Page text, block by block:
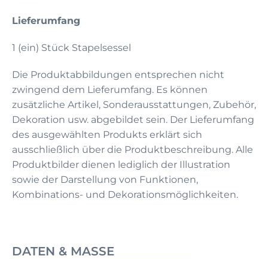
Lieferumfang
1 (ein) Stück Stapelsessel
Die Produktabbildungen entsprechen nicht
zwingend dem Lieferumfang. Es können
zusätzliche Artikel, Sonderausstattungen, Zubehör,
Dekoration usw. abgebildet sein. Der Lieferumfang
des ausgewählten Produkts erklärt sich
ausschließlich über die Produktbeschreibung. Alle
Produktbilder dienen lediglich der Illustration
sowie der Darstellung von Funktionen,
Kombinations- und Dekorationsmöglichkeiten.
DATEN & MASSE